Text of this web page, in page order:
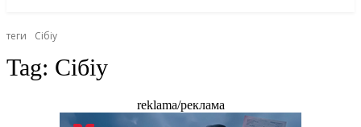
теги Сібіу
Tag: Сібіу
reklama/реклама